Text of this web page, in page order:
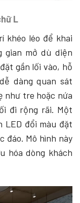
L
khéo léo để khai
gian mở dù diện
gần lối vào, hỗ
dàng quan sát
như tre hoặc nứa
đi rộng rãi. Một
LED đổi màu đặt
đáo. Mô hình này
hóa dòng khách